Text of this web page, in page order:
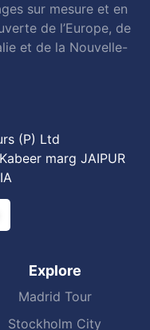
sur mesure et en
de l’Europe, de
et de la Nouvelle-
(P) Ltd
marg JAIPUR
Explore
Madrid Tour
Stockholm City